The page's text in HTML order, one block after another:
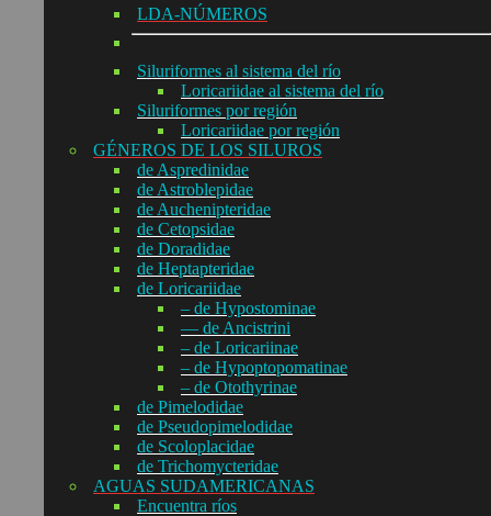
LDA-NÚMEROS
Siluriformes al sistema del río
Loricariidae al sistema del río
Siluriformes por región
Loricariidae por región
GÉNEROS DE LOS SILUROS
de Aspredinidae
de Astroblepidae
de Auchenipteridae
de Cetopsidae
de Doradidae
de Heptapteridae
de Loricariidae
– de Hypostominae
— de Ancistrini
– de Loricariinae
– de Hypoptopomatinae
– de Otothyrinae
de Pimelodidae
de Pseudopimelodidae
de Scoloplacidae
de Trichomycteridae
AGUAS SUDAMERICANAS
Encuentra ríos